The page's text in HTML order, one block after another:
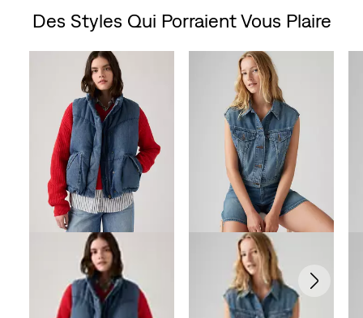
sur
5.
évaluation
Des Styles Qui Porraient Vous Plaire